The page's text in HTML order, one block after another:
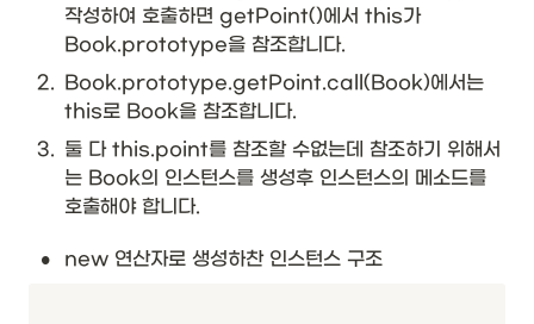
작성하여 호출하면 getPoint()에서 this가
Book.prototype을 참조합니다.
2. Book.prototype.getPoint.call(Book)에서는
this로 Book을 참조합니다.
3. 둘 다 this.point를 참조할 수없는데 참조하기 위해서
는 Book의 인스턴스를 생성후 인스턴스의 메소드를
호출해야 합니다.
• new 연산자로 생성하찬 인스턴스 구조